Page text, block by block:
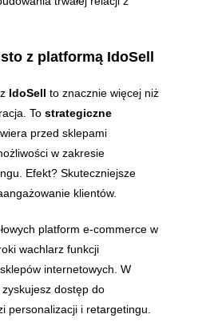
z platformą IdoSell
z IdoSell to znacznie więcej niż
Tostrategiczne
przed sklepami
w zakresie
Efekt? Skuteczniejsze
klientów.
platform e-commerce w
wachlarz funkcji
internetowych. W
zyskujesz dostęp do
personalizacji i retargetingu.